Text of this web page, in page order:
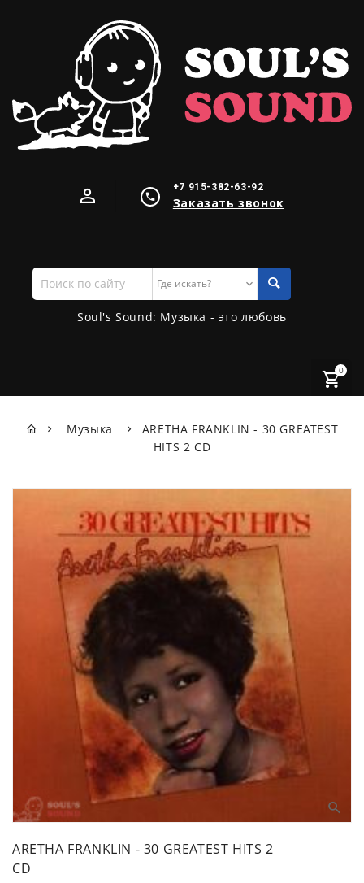
+7 915-382-63-92
Заказать звонок
Поиск
по
сайту
Soul's Sound: Музыка - это любовь
0
Музыка
ARETHA FRANKLIN - 30 GREATEST
HITS 2 CD
ARETHA FRANKLIN - 30 GREATEST HITS 2
CD